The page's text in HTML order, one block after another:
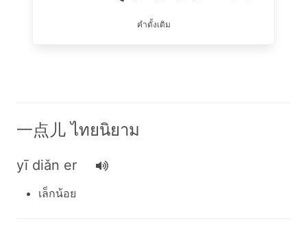
คำดั้งเดิม
一点儿 ไทยนิยาม
yī diǎn er
เล็กน้อย